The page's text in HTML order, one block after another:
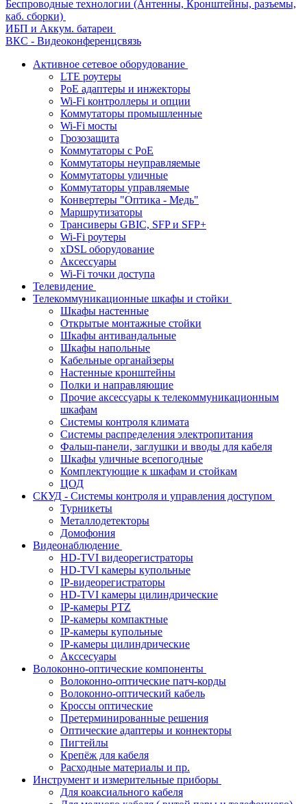
Беспроводные технологии (Антенны, Кронштейны, разъемы,
каб. сборки)
ИБП и Аккум. батареи
ВКС - Видеоконференцсвязь
Активное сетевое оборудование
LTE роутеры
PoE адаптеры и инжекторы
Wi-Fi контроллеры и опции
Коммутаторы промышленные
Wi-Fi мосты
Грозозащита
Коммутаторы c PoE
Коммутаторы неуправляемые
Коммутаторы уличные
Коммутаторы управляемые
Конвертеры "Оптика - Медь"
Маршрутизаторы
Трансиверы GBIC, SFP и SFP+
Wi-Fi роутеры
xDSL оборудование
Аксессуары
Wi-Fi точки доступа
Телевидение
Телекоммуникационные шкафы и стойки
Шкафы настенные
Открытые монтажные стойки
Шкафы антивандальные
Шкафы напольные
Кабельные органайзеры
Настенные кронштейны
Полки и направляющие
Прочие аксессуары к телекоммуникационным
шкафам
Системы контроля климата
Системы распределения электропитания
Фальш-панели, заглушки и вводы для кабеля
Шкафы уличные всепогодные
Комплектующие к шкафам и стойкам
ЦОД
СКУД - Системы контроля и управления доступом
Турникеты
Металлодетекторы
Домофония
Видеонаблюдение
HD-TVI видеорегистраторы
HD-TVI камеры купольные
IP-видеорегистраторы
HD-TVI камеры цилиндрические
IP-камеры PTZ
IP-камеры компактные
IP-камеры купольные
IP-камеры цилиндрические
Акссесуары
Волоконно-оптические компоненты
Волоконно-оптические патч-корды
Волоконно-оптический кабель
Кроссы оптические
Претерминированные решения
Оптические адаптеры и коннекторы
Пигтейлы
Крепёж для кабеля
Расходные материалы и пр.
Инструмент и измерительные приборы
Для коаксиального кабеля